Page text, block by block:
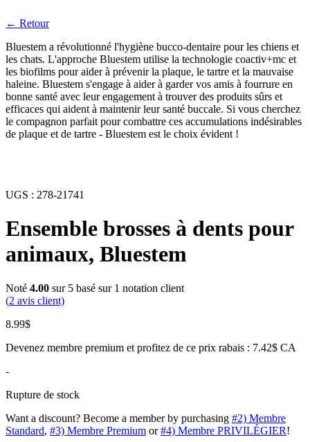
← Retour
Bluestem a révolutionné l'hygiène bucco-dentaire pour les chiens et
les chats. L'approche Bluestem utilise la technologie coactiv+mc et
les biofilms pour aider à prévenir la plaque, le tartre et la mauvaise
haleine. Bluestem s'engage à aider à garder vos amis à fourrure en
bonne santé avec leur engagement à trouver des produits sûrs et
efficaces qui aident à maintenir leur santé buccale. Si vous cherchez
le compagnon parfait pour combattre ces accumulations indésirables
de plaque et de tartre - Bluestem est le choix évident !
UGS : 278-21741
Ensemble brosses à dents pour
animaux, Bluestem
Noté 4.00 sur 5 basé sur 1 notation client
(2 avis client)
8.99$
Devenez membre premium et profitez de ce prix rabais : 7.42$ CA
-
Rupture de stock
Want a discount? Become a member by purchasing #2) Membre
Standard, #3) Membre Premium or#4) Membre PRIVILÉGIER!